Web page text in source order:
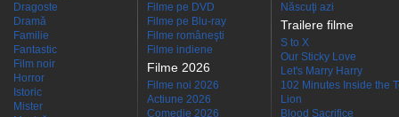
Dragoste
Dramă
Familie
Fantastic
Film noir
Horror
Istoric
Mister
Filme pe DVD
Filme pe Blu-ray
Filme româneşti
Filme indiene
Filme 2026
Filme noi 2026
Actiune 2026
Comedie 2026
Născuţi azi
Trailere filme
S to X
Our Sticky Love
Let's Marry Harry
102 Minutes Inside the
Lion
Blood Sacrifice